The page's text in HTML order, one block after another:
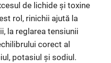
de lichide și toxine
rol, rinichii ajută la
la reglarea tensiunii
corect al
potasiul și sodiul.